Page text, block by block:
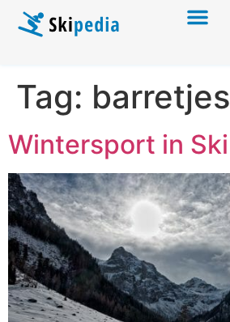
Tag: barretjes
Wintersport in